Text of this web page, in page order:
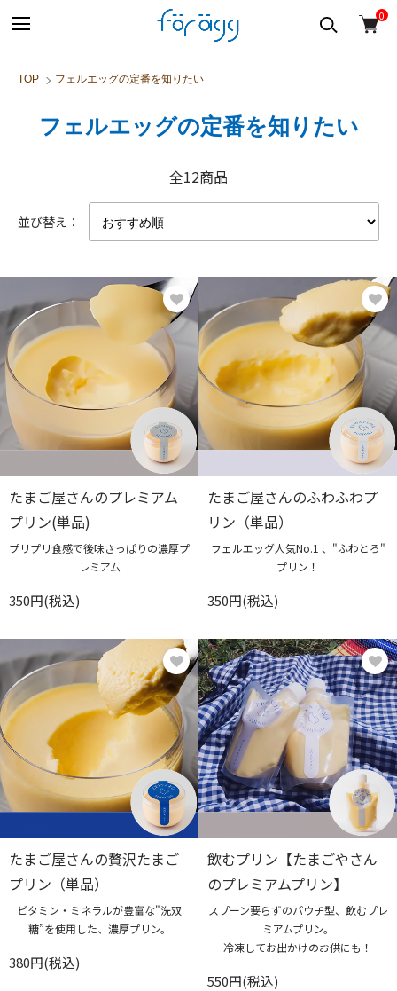
0
TOP フェルエッグの定番を知りたい
フェルエッグの定番を知りたい
全12商品
並び替え：
たまご屋さんのプレミアム
プリン(単品)
プリプリ食感で後味さっぱりの濃厚プ
レミアム
350円(税込)
たまご屋さんのふわふわプ
リン（単品）
フェルエッグ人気No.1 、"ふわとろ"
プリン！
350円(税込)
たまご屋さんの贅沢たまご
プリン（単品）
ビタミン・ミネラルが豊富な"洗双
糖”を使用した、濃厚プリン。
380円(税込)
飲むプリン【たまごやさん
のプレミアムプリン】
スプーン要らずのパウチ型、飲むプレ
ミアムプリン。
冷凍してお出かけのお供にも！
550円(税込)